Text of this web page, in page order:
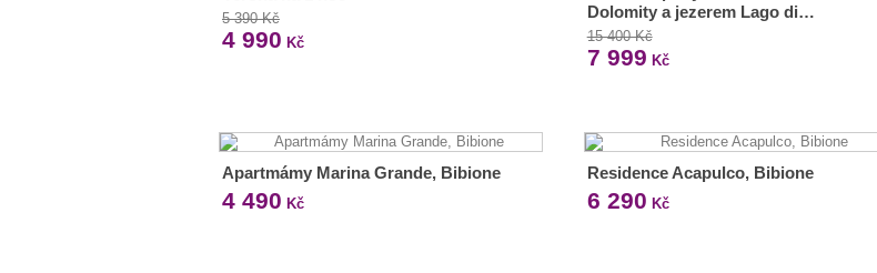
5 390 Kč
4 990 Kč
Dolomity a jezerem Lago di…
15 400 Kč
7 999 Kč
Apartmámy Marina Grande, Bibione
4 490 Kč
Residence Acapulco, Bibione
6 290 Kč